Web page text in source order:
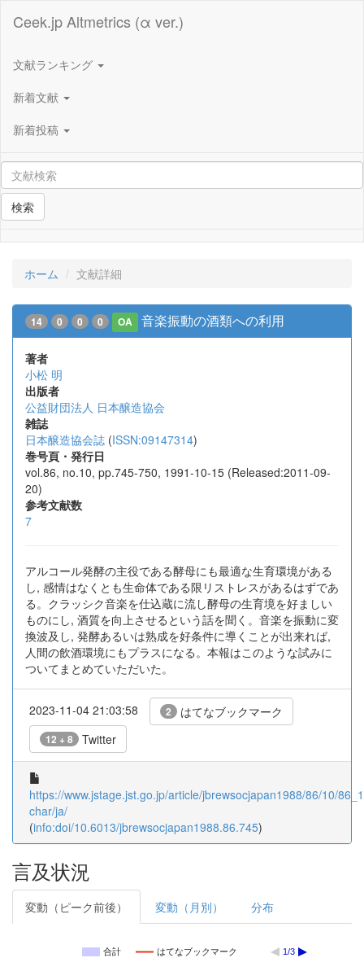
Ceek.jp Altmetrics (α ver.)
文献ランキング
新着文献
新着投稿
検索
ホーム 文献詳細
14 0 0 0 OA 音楽振動の酒類への利用
著者
小松 明
出版者
公益財団法人 日本醸造協会
雑誌
日本醸造協会誌 (ISSN:09147314)
巻号頁・発行日
vol.86, no.10, pp.745-750, 1991-10-15 (Released:2011-09-
20)
参考文献数
7
アルコール発酵の主役である酵母にも最適な生育環境がある
し, 感情はなくとも生命体である限リストレスがあるはずであ
る。クラッシク音楽を仕込蔵に流し酵母の生育境を好ましい
ものにし, 酒質を向上させるという話を聞く。音楽を振動に変
換波及し, 発酵あるいは熟成を好条件に導くことが出来れば,
人間の飲酒環境にもプラスになる。本報はこのような試みに
ついてまとめていただいた。
2023-11-04 21:03:58 2 はてなブックマーク
12 + 8 Twitter
https://www.jstage.jst.go.jp/article/jbrewsocjapan1988/86/10/
char/ja/
(info:doi/10.6013/jbrewsocjapan1988.86.745)
言及状況
変動（ピーク前後） 変動（月別） 分布
合計 はてなブックマーク 1/3